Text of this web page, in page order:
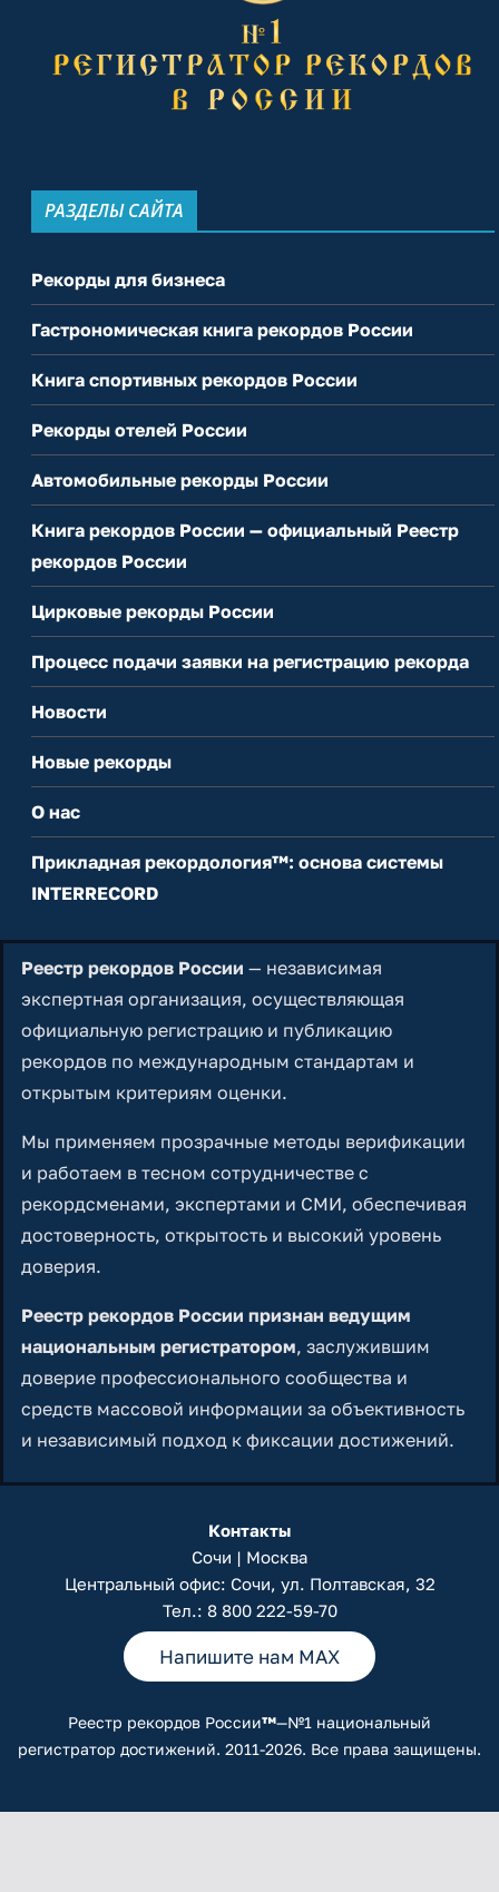
РАЗДЕЛЫ САЙТА
Рекорды для бизнеса
Гастрономическая книга рекордов России
Книга спортивных рекордов России
Рекорды отелей России
Автомобильные рекорды России
Книга рекордов России — официальный Реестр
рекордов России
Цирковые рекорды России
Процесс подачи заявки на регистрацию рекорда
Новости
Новые рекорды
О нас
Прикладная рекордология™: основа системы
INTERRECORD
Реестр рекордов России — независимая
экспертная организация, осуществляющая
официальную регистрацию и публикацию
рекордов по международным стандартам и
открытым критериям оценки.
Мы применяем прозрачные методы верификации
и работаем в тесном сотрудничестве с
рекордсменами, экспертами и СМИ, обеспечивая
достоверность, открытость и высокий уровень
доверия.
Реестр рекордов России признан ведущим
национальным регистратором, заслужившим
доверие профессионального сообщества и
средств массовой информации за объективность
и независимый подход к фиксации достижений.
Контакты
Сочи | Москва
Центральный офис: Сочи, ул. Полтавская, 32
Тел.: 8 800 222-59-70
Напишите нам MAX
Реестр рекордов России™—№1 национальный
регистратор достижений. 2011-2026. Все права защищены.